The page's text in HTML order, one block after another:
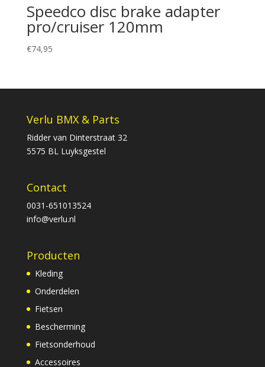
Speedco disc brake adapter
pro/cruiser 120mm
€74,95
Verlu BMX & Parts
Ridder van Dinterstraat 32
5575 BL Luyksgestel
Contact
0031-651013524
info@verlu.nl
Producten
Kleding
Onderdelen
Fietsen
Bescherming
Fietsonderhoud
Accessoires